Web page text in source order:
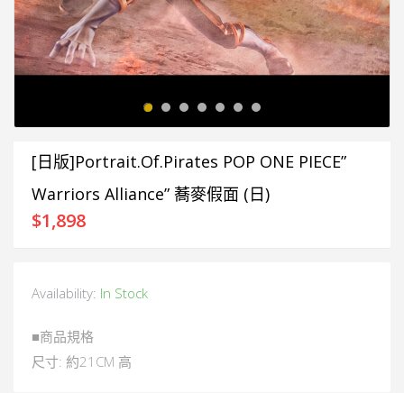
[日版]Portrait.Of.Pirates POP ONE PIECE”
Warriors Alliance” 蕎麥假面 (日)
$1,898
Availability: In Stock
■商品規格
尺寸: 約21CM 高